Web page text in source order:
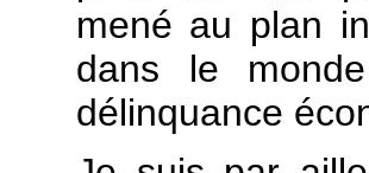
mené au plan
dans le
délinquance